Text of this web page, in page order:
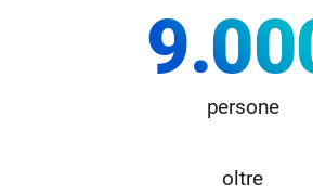
persone
oltre